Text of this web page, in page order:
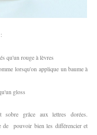
qu'un rouge à lèvres
lorsqu'on applique un baume à
gloss
grâce aux lettres dorées.
de pouvoir bien les différencier et